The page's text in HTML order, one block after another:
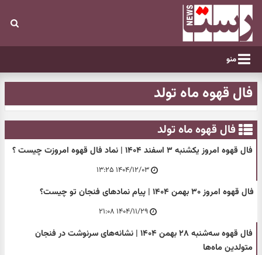
منو
فال قهوه ماه تولد
فال قهوه ماه تولد
فال قهوه امروز یکشنبه ۳ اسفند ۱۴۰۴ | نماد فال قهوه امروزت چیست ؟
۱۴۰۴/۱۲/۰۳ ۱۳:۲۵
فال قهوه امروز ۳۰ بهمن ۱۴۰۴ | پیام نمادهای فنجان تو چیست؟
۱۴۰۴/۱۱/۲۹ ۲۱:۰۸
فال قهوه سه‌شنبه ۲۸ بهمن ۱۴۰۴ | نشانه‌های سرنوشت در فنجان
متولدین ماه‌ها